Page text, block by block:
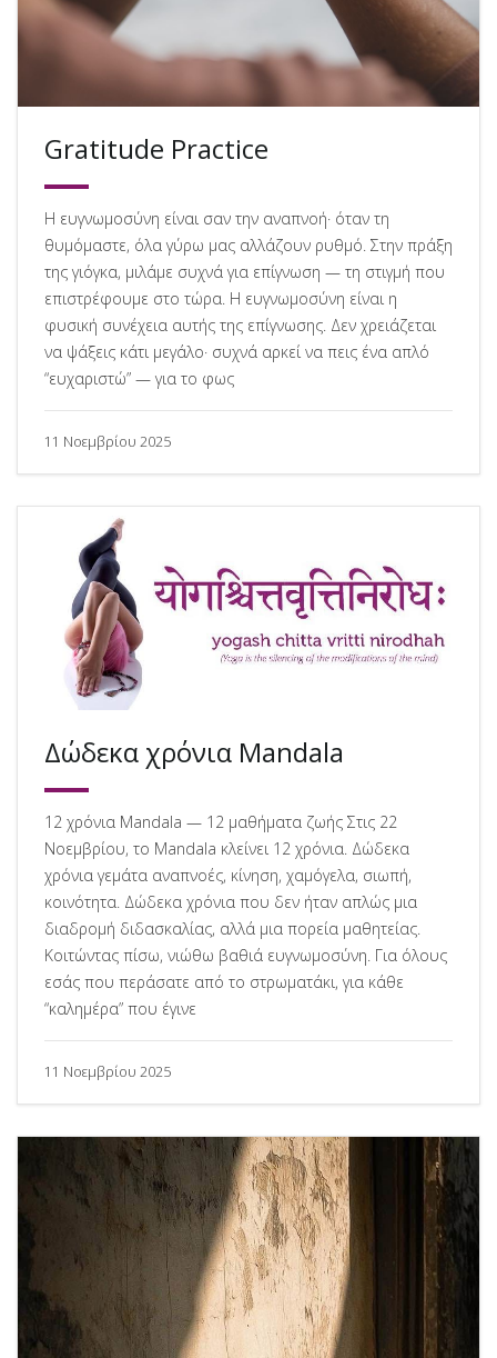
Gratitude Practice
Η ευγνωμοσύνη είναι σαν την αναπνοή· όταν τη
θυμόμαστε, όλα γύρω μας αλλάζουν ρυθμό. Στην πράξη
της γιόγκα, μιλάμε συχνά για επίγνωση — τη στιγμή που
επιστρέφουμε στο τώρα. Η ευγνωμοσύνη είναι η
φυσική συνέχεια αυτής της επίγνωσης. Δεν χρειάζεται
να ψάξεις κάτι μεγάλο· συχνά αρκεί να πεις ένα απλό
“ευχαριστώ” — για το φως
11 Νοεμβρίου 2025
Δώδεκα χρόνια Mandala
12 χρόνια Mandala — 12 μαθήματα ζωής Στις 22
Νοεμβρίου, το Mandala κλείνει 12 χρόνια. Δώδεκα
χρόνια γεμάτα αναπνοές, κίνηση, χαμόγελα, σιωπή,
κοινότητα. Δώδεκα χρόνια που δεν ήταν απλώς μια
διαδρομή διδασκαλίας, αλλά μια πορεία μαθητείας.
Κοιτώντας πίσω, νιώθω βαθιά ευγνωμοσύνη. Για όλους
εσάς που περάσατε από το στρωματάκι, για κάθε
“καλημέρα” που έγινε
11 Νοεμβρίου 2025